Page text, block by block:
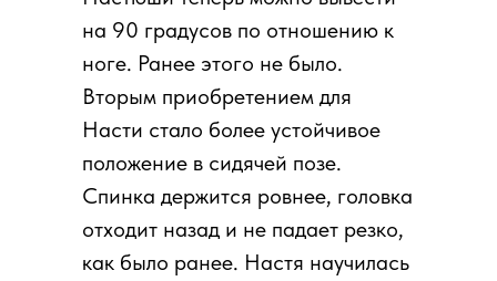
на 90 градусов по отношению к
ноге. Ранее этого не было.
Вторым приобретением для
Насти стало более устойчивое
положение в сидячей позе.
Спинка держится ровнее, головка
отходит назад и не падает резко,
как было ранее. Настя научилась